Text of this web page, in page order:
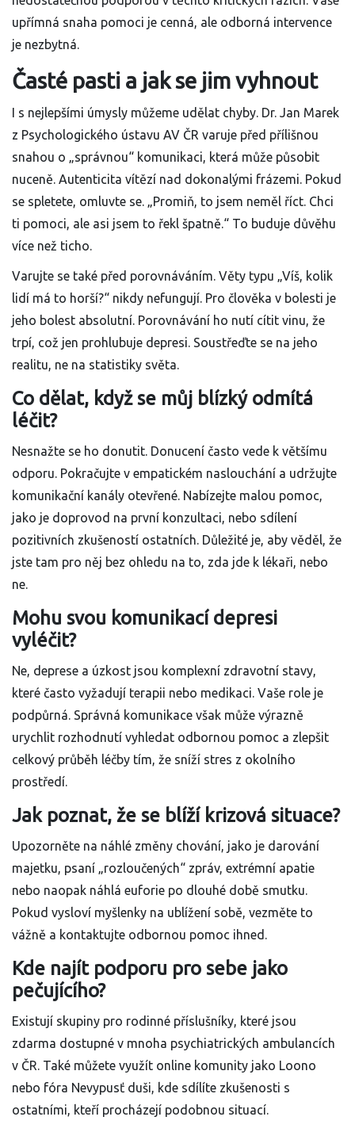
upřímná snaha pomoci je cenná, ale odborná intervence
je nezbytná.
Časté pasti a jak se jim vyhnout
I s nejlepšími úmysly můžeme udělat chyby. Dr. Jan Marek
z Psychologického ústavu AV ČR varuje před přílišnou
snahou o „správnou“ komunikaci, která může působit
nuceně. Autenticita vítězí nad dokonalými frázemi. Pokud
se spletete, omluvte se. „Promiň, to jsem neměl říct. Chci
ti pomoci, ale asi jsem to řekl špatně.“ To buduje důvěhu
více než ticho.
Varujte se také před porovnáváním. Věty typu „Víš, kolik
lidí má to horší?“ nikdy nefungují. Pro člověka v bolesti je
jeho bolest absolutní. Porovnávání ho nutí cítit vinu, že
trpí, což jen prohlubuje depresi. Soustřeďte se na jeho
realitu, ne na statistiky světa.
Co dělat, když se můj blízký odmítá
léčit?
Nesnažte se ho donutit. Donucení často vede k většímu
odporu. Pokračujte v empatickém naslouchání a udržujte
komunikační kanály otevřené. Nabízejte malou pomoc,
jako je doprovod na první konzultaci, nebo sdílení
pozitivních zkušeností ostatních. Důležité je, aby věděl, že
jste tam pro něj bez ohledu na to, zda jde k lékaři, nebo
ne.
Mohu svou komunikací depresi
vyléčit?
Ne, deprese a úzkost jsou komplexní zdravotní stavy,
které často vyžadují terapii nebo medikaci. Vaše role je
podpůrná. Správná komunikace však může výrazně
urychlit rozhodnutí vyhledat odbornou pomoc a zlepšit
celkový průběh léčby tím, že sníží stres z okolního
prostředí.
Jak poznat, že se blíží krizová situace?
Upozorněte na náhlé změny chování, jako je darování
majetku, psaní „rozloučených“ zpráv, extrémní apatie
nebo naopak náhlá euforie po dlouhé době smutku.
Pokud vysloví myšlenky na ublížení sobě, vezměte to
vážně a kontaktujte odbornou pomoc ihned.
Kde najít podporu pro sebe jako
pečujícího?
Existují skupiny pro rodinné příslušníky, které jsou
zdarma dostupné v mnoha psychiatrických ambulancích
v ČR. Také můžete využít online komunity jako Loono
nebo fóra Nevypusť duši, kde sdílíte zkušenosti s
ostatními, kteří procházejí podobnou situací.